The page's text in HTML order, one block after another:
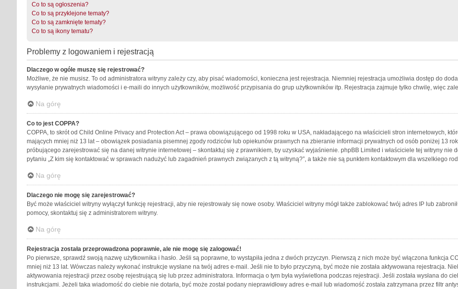
Co to są ogłoszenia?
Co to są przyklejone tematy?
Co to są zamknięte tematy?
Co to są ikony tematu?
Problemy z logowaniem i rejestracją
Dlaczego w ogóle muszę się rejestrować?
Możliwe, że nie musisz. To od administratora witryny zależy czy, aby pisać wiadomości, konieczna jest rejestracja. Niemniej rejestracja umożliwia dostęp do
wysyłanie prywatnych wiadomości i e-maili do innych użytkowników, możliwość przypisania do grup użytkowników itp. Rejestracja zajmuje tylko chwilę, więc
Na górę
Co to jest COPPA?
COPPA, to skrót od Child Online Privacy and Protection Act – prawa obowiązującego od 1998 roku w USA, nakładającego na właścicieli stron internetowych,
mających mniej niż 13 lat – obowiązek posiadania pisemnej zgody rodziców lub opiekunów prawnych na zbieranie informacji prywatnych od osób poniżej 13
próbującego zarejestrować się na danej witrynie internetowej – skontaktuj się z prawnikiem, by uzyskać wyjaśnienie. phpBB Limited i właściciele tej witryny
pytaniu „Z kim się kontaktować w sprawach nadużyć lub zagadnień prawnych związanych z tą witryną?”, a także nie są punktem kontaktowym dla wszelkiego
Na górę
Dlaczego nie mogę się zarejestrować?
Być może właściciel witryny wyłączył funkcję rejestracji, aby nie rejestrowały się nowe osoby. Właściciel witryny mógł także zablokować twój adres IP lub
pomocy, skontaktuj się z administratorem witryny.
Na górę
Rejestracja została przeprowadzona poprawnie, ale nie mogę się zalogować!
Po pierwsze, sprawdź swoją nazwę użytkownika i hasło. Jeśli są poprawne, to wystąpiła jedna z dwóch przyczyn. Pierwszą z nich może być włączona funkcja
mniej niż 13 lat. Wówczas należy wykonać instrukcje wysłane na twój adres e-mail. Jeśli nie to było przyczyną, być może nie została aktywowana rejestracja.
aktywowania rejestracji przez osobę rejestrującą się lub przez administratora. Informacja o tym była wyświetlona podczas rejestracji. Jeśli została wysłana do
instrukcjami. Jeżeli taka wiadomość do ciebie nie dotarła, być może został podany nieprawidłowy adres e-mail lub wiadomość została zatrzymana przez filtr